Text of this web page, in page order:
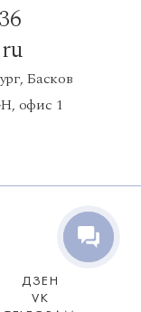
Басков
офис 1
ДЗЕН
VK